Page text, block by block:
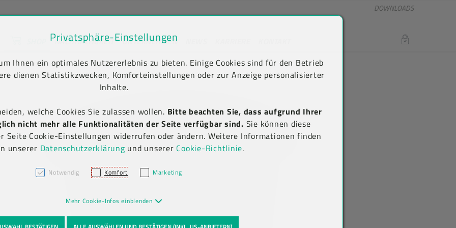
springen [AK + 2]
[AK + 5]
DOWNLOADS
NACHHALTIGKEIT UNTERNEHMEN LOGIN
Privatsphäre-Einstellungen
Ihnen ein optimales Nutzererlebnis zu bieten. Einige Cookies sind für den Betrieb
dienen Statistikzwecken, Komforteinstellungen oder zur Anzeige personalisierter
Inhalte.
welche Cookies Sie zulassen wollen. Bitte beachten Sie, dass aufgrund Ihrer
nicht mehr alle Funktionalitäten der Seite verfügbar sind. Sie können diese
Seite Cookie-Einstellungen widerrufen oder ändern. Weitere Informationen finden
unserer Datenschutzerklärung und unserer Cookie-Richtlinie.
Notwendig Komfort Marketing
Mehr Cookie-Infos einblenden